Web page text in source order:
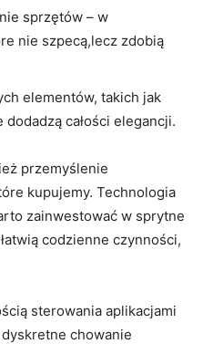
sprzętów – w
nie szpecą,lecz zdobią⁤
elementów, takich jak
dodadzą całości elegancji.
przemyślenie​
kupujemy. Technologia
zainwestować w sprytne
codzienne czynności,
sterowania aplikacjami
chowanie